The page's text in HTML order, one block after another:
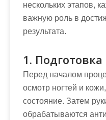
нескольких этапов,
важную роль в
результата.
1. Подготовка
Перед началом
осмотр ногтей и
состояние. Затем
обрабатываются